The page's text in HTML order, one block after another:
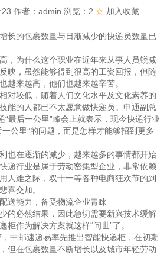
作者： admin 浏览：2 ☆ 加入收藏
长的包裹数量与日渐减少的快递员数量已
，为什么这个职业在近年来从事人员锐减
映，虽然能够得到很高的工资回报，但随
越来越高，他们也越来越辛苦。
对较低，随着人们文化水平及文化素养的
能的人都已不太愿意做快递员。申通副总
最后一公里”峰会上就表示，现今快递行业
公里”的问题，而是怎样才能够招到更多
也在逐渐的减少，越来越多的事情都开始
递行业是属于劳动密集型企业，非常依赖
人难之际，双十一等各种电商狂欢节的到
喜交加。
送能力，备受物流企业青睐
的必然结果，因此急切需要新兴技术缓解
柜作为解决方案就这样“问世”了。
中邮速递易率先推出智能快递柜，在初期
但在包裹数量不断增长以及城市年轻劳动